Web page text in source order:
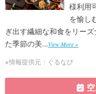
様利用
を愉し
ぎ出す繊細な和食をリー
た季節の美...View More »
※情報提供元：ぐるなび
空